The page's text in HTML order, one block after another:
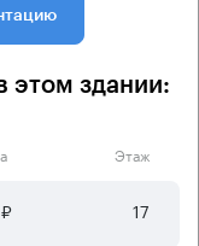
этом здании:
Этаж
17